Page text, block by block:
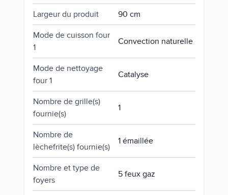
Largeur du produit 90 cm
Mode de cuisson four
1
Convection naturelle
Mode de nettoyage
four 1
Catalyse
Nombre de grille(s)
fournie(s)
1
Nombre de
lèchefrite(s) fournie(s)
1 émaillée
Nombre et type de
foyers
5 feux gaz